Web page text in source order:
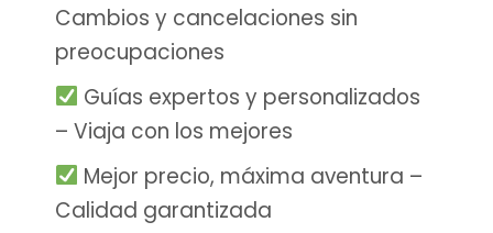
Cambios y cancelaciones sin
preocupaciones
Guías expertos y personalizados
– Viaja con los mejores
Mejor precio, máxima aventura –
Calidad garantizada